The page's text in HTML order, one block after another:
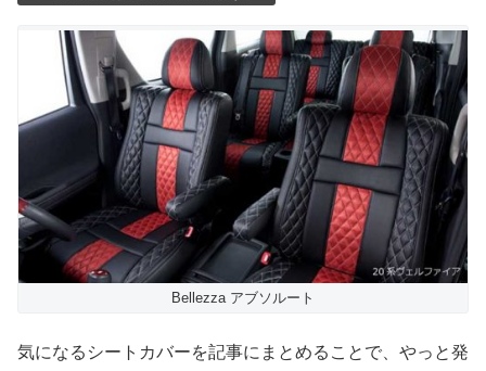
Bellezza アブソルート
気になるシートカバーを記事にまとめることで、やっと発